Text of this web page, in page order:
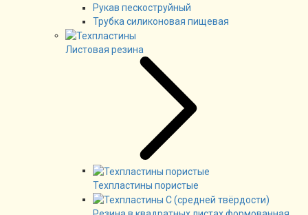
Рукав пескоструйный
Трубка силиконовая пищевая
Листовая резина
Техпластины пористые